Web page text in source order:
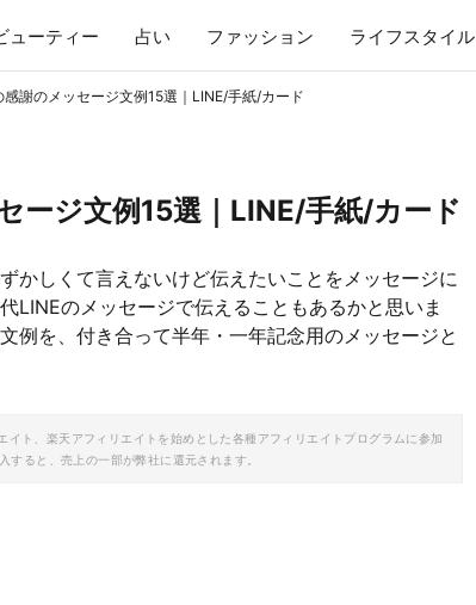
ューティー 占い ファッション ライフスタイル
感謝のメッセージ文例15選｜LINE/手紙/カード
ージ文例15選｜LINE/手紙/カード
かしくて言えないけど伝えたいことをメッセージに
LINEのメッセージで伝えることもあるかと思いま
例を、付き合って半年・一年記念用のメッセージと
ト、楽天アフィリエイトを始めとした各種アフィリエイトプログラムに参加
すると、売上の一部が弊社に還元されます。